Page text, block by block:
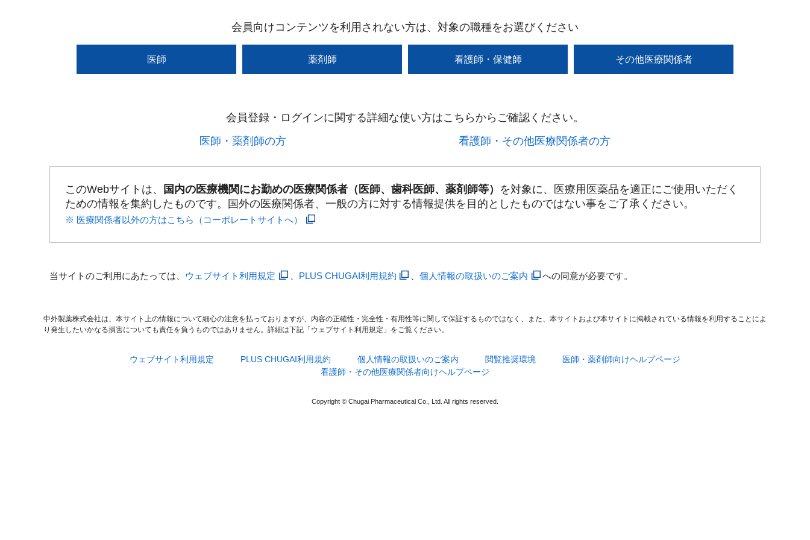
会員向けコンテンツを利用されない方は、対象の職種をお選びください
医師 薬剤師 看護師・保健師 その他医療関係者
会員登録・ログインに関する詳細な使い方はこちらからご確認ください。​
医師・薬剤師の方​
看護師・その他医療関係者の方​
このWebサイトは、 国内の医療機関にお勤めの医療関係者（医師、歯科医師、薬剤師等） を対象に、医療用医薬品を適正にご使用いただく
ための情報を集約したものです。国外の医療関係者、一般の方に対する情報提供を目的としたものではない事をご了承ください。
※ 医療関係者以外の方はこちら（コーポレートサイトへ）
当サイトのご利用にあたっては、 ウェブサイト利用規定 PLUS CHUGAI利用規約 、個人情報の取扱いのご案内 への同意が必要です。
中外製薬株式会社は、本サイト上の情報について細心の注意を払っておりますが、内容の正確性・完全性・有用性等に関して保証するものではなく、また、本サイトおよび本サイトに掲載されている情報を利用することによ
り発生したいかなる損害についても責任を負うものではありません。詳細は下記「ウェブサイト利用規定」をご覧ください。
ウェブサイト利用規定 PLUS CHUGAI利用規約 個人情報の取扱いのご案内 閲覧推奨環境
医師・薬剤師向けヘルプページ
看護師・その他医療関係者向けヘルプページ
Copyright © Chugai Pharmaceutical Co., Ltd. All rights reserved.